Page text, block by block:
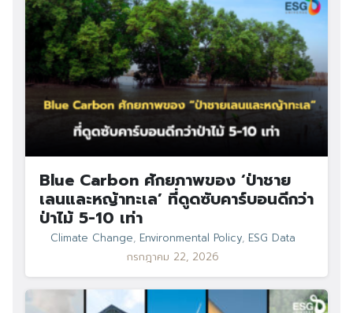
Blue Carbon ศักยภาพของ ‘ป่าชาย
เลนและหญ้าทะเล’ ที่ดูดซับคาร์บอนดีกว่า
ป่าไม้ 5-10 เท่า
Climate Change, Environmental Policy, ESG Data
กรกฎาคม 22, 2026